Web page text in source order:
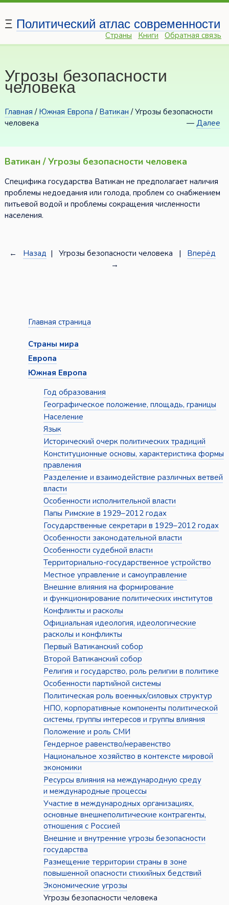
Ξ Политический атлас современности
Страны Книги Обратная связь
Угрозы безопасности
человека
Главная / Южная Европа / Ватикан / Угрозы безопасности
человека
—Далее
Ватикан / Угрозы безопасности человека
Специфика государства Ватикан не предполагает наличия
проблемы недоедания или голода, проблем со снабжением
питьевой водой и проблемы сокращения численности
населения.
← Назад | Угрозы безопасности человека | Вперёд
→
Главная страница
Страны мира
Европа
Южная Европа
Год образования
Географическое положение, площадь, границы
Население
Язык
Исторический очерк политических традиций
Конституционные основы, характеристика формы
правления
Разделение и взаимодействие различных ветвей
власти
Особенности исполнительной власти
Папы Римские в 1929–2012 годах
Государственные секретари в 1929–2012 годах
Особенности законодательной власти
Особенности судебной власти
Территориально-государственное устройство
Местное управление и самоуправление
Внешние влияния на формирование
и функционирование политических институтов
Конфликты и расколы
Официальная идеология, идеологические
расколы и конфликты
Первый Ватиканский собор
Второй Ватиканский собор
Религия и государство, роль религии в политике
Особенности партийной системы
Политическая роль военных/силовых структур
НПО, корпоративные компоненты политической
системы, группы интересов и группы влияния
Положение и роль СМИ
Гендерное равенство/неравенство
Национальное хозяйство в контексте мировой
экономики
Ресурсы влияния на международную среду
и международные процессы
Участие в международных организациях,
основные внешнеполитические контрагенты,
отношения с Россией
Внешние и внутренние угрозы безопасности
государства
Размещение территории страны в зоне
повышенной опасности стихийных бедствий
Экономические угрозы
Угрозы безопасности человека